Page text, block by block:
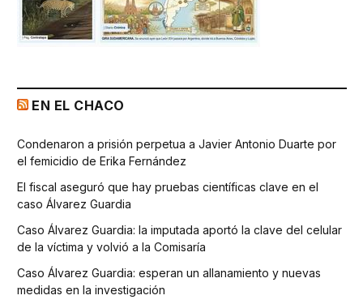
EN EL CHACO
Condenaron a prisión perpetua a Javier Antonio Duarte por
el femicidio de Erika Fernández
El fiscal aseguró que hay pruebas científicas clave en el
caso Álvarez Guardia
Caso Álvarez Guardia: la imputada aportó la clave del celular
de la víctima y volvió a la Comisaría
Caso Álvarez Guardia: esperan un allanamiento y nuevas
medidas en la investigación